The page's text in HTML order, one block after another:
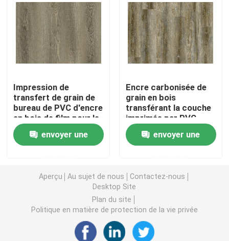
Le PVC a stratifié le film
Film auto-adhésif de PVC
film de meubles de PVC
Plancher de LVT
Plancher de vinyle de peau et de bâton
Plancher en bois de vinyle
Impression de
transfert de grain de
bureau de PVC d'encre
en bois de film pour le
plancher de tuile de
WPC
envoyer une
Encre carbonisée de
grain en bois
transférant la couche
imprimée par PVC
applicated en
parquetant la surface
envoyer une
Aperçu Au sujet de nous
Contactez-nous
Desktop Site
Plan du site
Politique en matière de protection de la vie privée